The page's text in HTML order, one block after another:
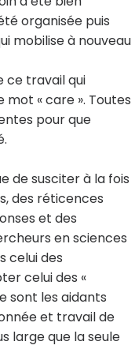
organisée puis
mobilise à nouveau
ce travail qui
« care ». Toutes
pour que
de susciter à la fois
des réticences
et des
en sciences
celui des
celui des «
sont les aidants
et travail de
large que la seule